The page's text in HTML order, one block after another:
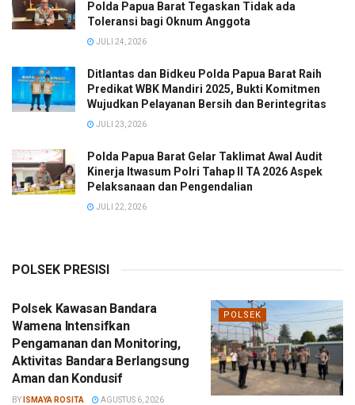
Polda Papua Barat Tegaskan Tidak ada
Toleransi bagi Oknum Anggota
JULI 24, 2026
Ditlantas dan Bidkeu Polda Papua Barat Raih
Predikat WBK Mandiri 2025, Bukti Komitmen
Wujudkan Pelayanan Bersih dan Berintegritas
JULI 23, 2026
Polda Papua Barat Gelar Taklimat Awal Audit
Kinerja Itwasum Polri Tahap II TA 2026 Aspek
Pelaksanaan dan Pengendalian
JULI 22, 2026
POLSEK PRESISI
POLSEK
Polsek Kawasan Bandara
Wamena Intensifkan
Pengamanan dan Monitoring,
Aktivitas Bandara Berlangsung
Aman dan Kondusif
BY ISMAYA ROSITA AGUSTUS 6, 2026